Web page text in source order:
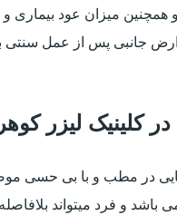
میزان عود بیماری و
جانبی پس از عمل سنتی
در کلینیک لیزر
در مطب و با بی حسی
و فرد میتواند